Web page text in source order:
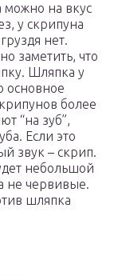
на вкус
у скрипуна
нет.
заметить, что
Шляпка у
основное
более
“на зуб”,
Если это
звук – скрип.
небольшой
не червивые.
шляпка